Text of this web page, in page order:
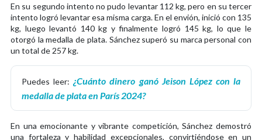
En su segundo intento no pudo levantar 112 kg, pero en su tercer
intento logró levantar esa misma carga. En el envión, inició con 135
kg, luego levantó 140 kg y finalmente logró 145 kg, lo que le
otorgó la medalla de plata. Sánchez superó su marca personal con
un total de 257 kg.
Puedes leer:¿Cuánto dinero ganó Jeison López con la
medalla de plata en París 2024?
En una emocionante y vibrante competición, Sánchez demostró
una fortaleza y habilidad excepcionales, convirtiéndose en un